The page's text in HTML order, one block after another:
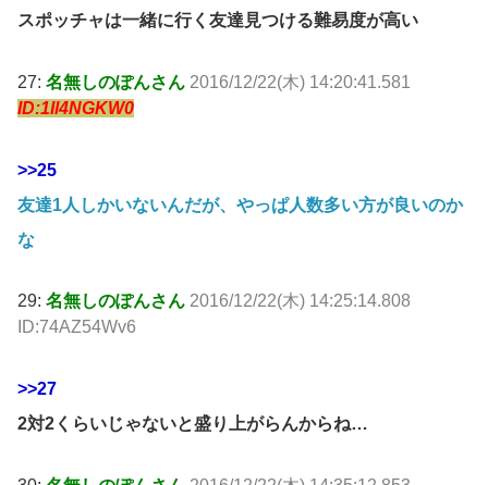
スポッチャは一緒に行く友達見つける難易度が高い
27: 名無しのぽんさん 2016/12/22(木) 14:20:41.581
ID:1Il4NGKW0
>>25
友達1人しかいないんだが、やっぱ人数多い方が良いのか
な
29: 名無しのぽんさん 2016/12/22(木) 14:25:14.808
ID:74AZ54Wv6
>>27
2対2くらいじゃないと盛り上がらんからね…